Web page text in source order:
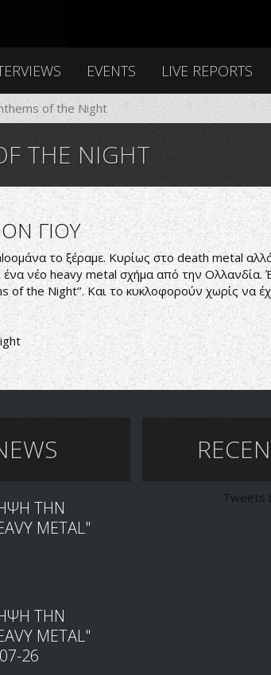
EVENTS LIVE REPORTS
of the Night
THE NIGHT
ΓΙΟΥ
το ξέραμε. Κυρίως στο death metal
ένα νέο heavy metal σχήμα από την
of the Night’’. Και το κυκλοφορούν χωρίς να
ΤΗΝ
METAL"
ΤΗΝ
METAL"
26
Tweets